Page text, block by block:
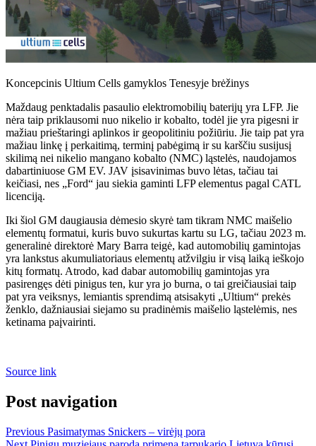
Koncepcinis Ultium Cells gamyklos Tenesyje brėžinys
Maždaug penktadalis pasaulio elektromobilių baterijų yra LFP. Jie
nėra taip priklausomi nuo nikelio ir kobalto, todėl jie yra pigesni ir
mažiau prieštaringi aplinkos ir geopolitiniu požiūriu. Jie taip pat yra
mažiau linkę į perkaitimą, terminį pabėgimą ir su karščiu susijusį
skilimą nei nikelio mangano kobalto (NMC) ląstelės, naudojamos
dabartiniuose GM EV. JAV įsisavinimas buvo lėtas, tačiau tai
keičiasi, nes „Ford“ jau siekia gaminti LFP elementus pagal CATL
licenciją.
Iki šiol GM daugiausia dėmesio skyrė tam tikram NMC maišelio
elementų formatui, kuris buvo sukurtas kartu su LG, tačiau 2023 m.
generalinė direktorė Mary Barra teigė, kad automobilių gamintojas
yra lankstus akumuliatoriaus elementų atžvilgiu ir visą laiką ieškojo
kitų formatų. Atrodo, kad dabar automobilių gamintojas yra
pasirengęs dėti pinigus ten, kur yra jo burna, o tai greičiausiai taip
pat yra veiksnys, lemiantis sprendimą atsisakyti „Ultium“ prekės
ženklo, dažniausiai siejamo su pradinėmis maišelio ląstelėmis, nes
ketinama paįvairinti.
Source link
Post navigation
Previous Pasimatymas Snickers – virėjų pora